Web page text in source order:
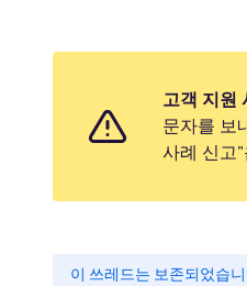
고객 지원
문자를 보
사례 신고
이 쓰레드는 보존되었습